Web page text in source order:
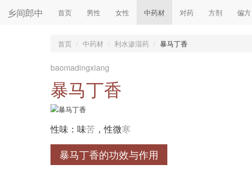
乡间郎中 首页 男性 女性 中药材 对药 方剂 偏方
首页 中药材 利水渗湿药 暴马丁香
baomadingxiang
暴马丁香
性味：味苦 ，性微寒
暴马丁香的功效与作用